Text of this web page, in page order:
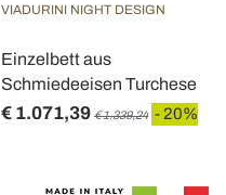
VIADURINI NIGHT DESIGN
Einzelbett aus
Schmiedeeisen Turchese
€ 1.071,39 € 1.339,24 - 20%